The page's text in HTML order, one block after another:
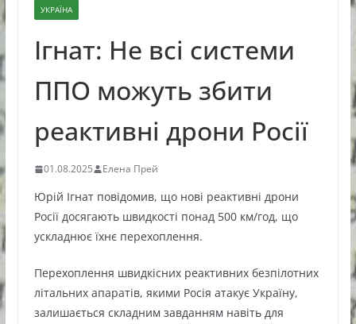
УКРАЇНА
Ігнат: Не всі системи
ППО можуть збити
реактивні дрони Росії
01.08.2025 Елена Прей
Юрій Ігнат повідомив, що нові реактивні дрони
Росії досягають швидкості понад 500 км/год, що
ускладнює їхнє перехоплення.
Перехоплення швидкісних реактивних безпілотних
літальних апаратів, якими Росія атакує Україну,
залишається складним завданням навіть для